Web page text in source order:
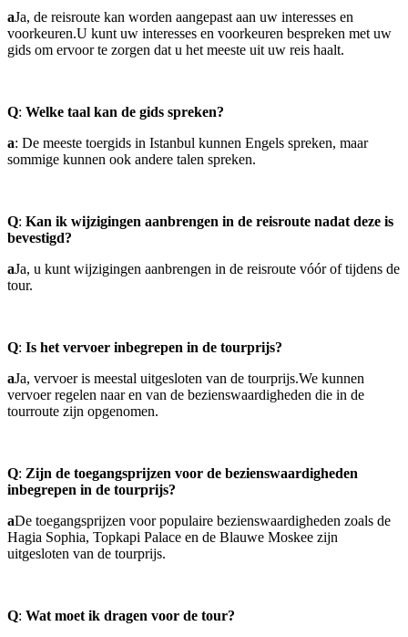
aJa, de reisroute kan worden aangepast aan uw interesses en
voorkeuren.U kunt uw interesses en voorkeuren bespreken met uw
gids om ervoor te zorgen dat u het meeste uit uw reis haalt.
Q: Welke taal kan de gids spreken?
a: De meeste toergids in Istanbul kunnen Engels spreken, maar
sommige kunnen ook andere talen spreken.
Q: Kan ik wijzigingen aanbrengen in de reisroute nadat deze is
bevestigd?
aJa, u kunt wijzigingen aanbrengen in de reisroute vóór of tijdens de
tour.
Q: Is het vervoer inbegrepen in de tourprijs?
aJa, vervoer is meestal uitgesloten van de tourprijs.We kunnen
vervoer regelen naar en van de bezienswaardigheden die in de
tourroute zijn opgenomen.
Q: Zijn de toegangsprijzen voor de bezienswaardigheden
inbegrepen in de tourprijs?
aDe toegangsprijzen voor populaire bezienswaardigheden zoals de
Hagia Sophia, Topkapi Palace en de Blauwe Moskee zijn
uitgesloten van de tourprijs.
Q: Wat moet ik dragen voor de tour?